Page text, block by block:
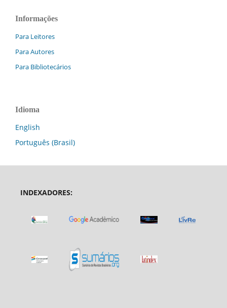
Informações
Para Leitores
Para Autores
Para Bibliotecários
Idioma
English
Português (Brasil)
INDEXADORES: